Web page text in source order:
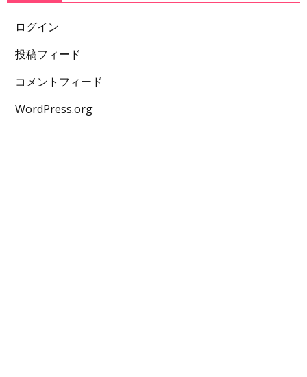
ログイン
投稿フィード
コメントフィード
WordPress.org